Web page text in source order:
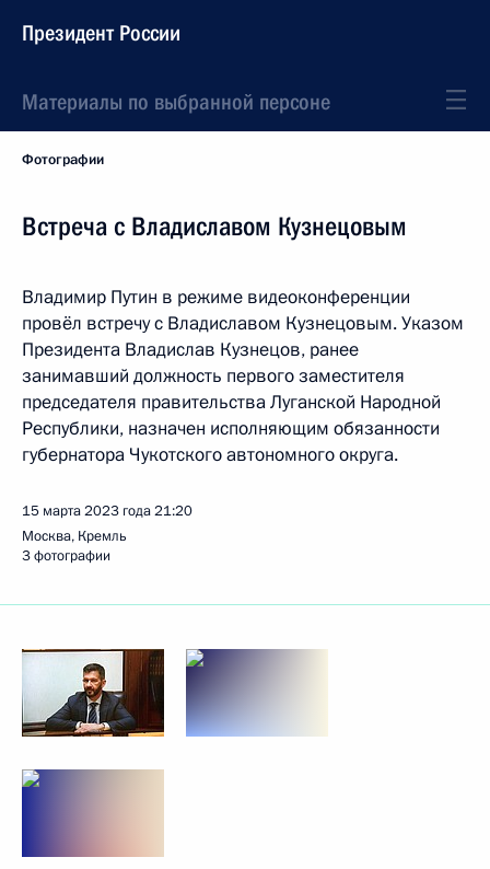
Президент России
Материалы по выбранной персоне
Фотографии
Встреча с Владиславом Кузнецовым
Владимир Путин в режиме видеоконференции
провёл встречу с Владиславом Кузнецовым. Указом
Президента Владислав Кузнецов, ранее
занимавший должность первого заместителя
председателя правительства Луганской Народной
Республики, назначен исполняющим обязанности
губернатора Чукотского автономного округа.
15 марта 2023 года21:20
Москва, Кремль
3 фотографии